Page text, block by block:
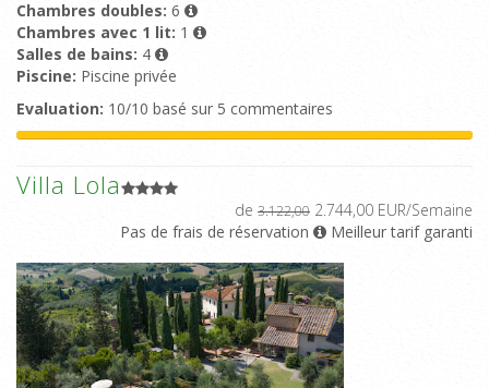
Chambres doubles: 6
Chambres avec 1 lit: 1
Salles de bains: 4
Piscine: Piscine privée
Evaluation: 10/10 basé sur 5 commentaires
Villa Lola
de 3.122,00 2.744,00 EUR/Semaine
Pas de frais de réservation
Meilleur tarif garanti